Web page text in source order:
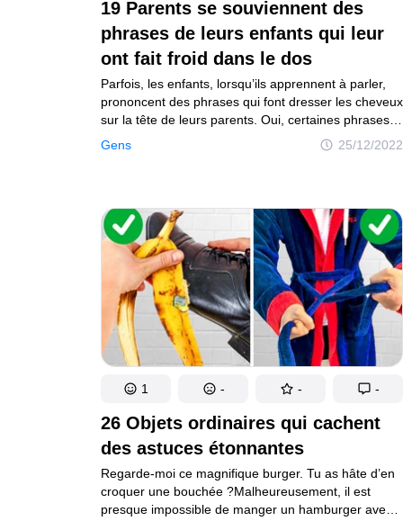
19 Parents se souviennent des
phrases de leurs enfants qui leur
ont fait froid dans le dos
Gens 25/12/2022
Parfois, les enfants, lorsqu’ils apprennent à parler,
prononcent des phrases qui font dresser les cheveux
sur la tête de leurs parents. Oui, certaines phrases
peuvent être mises sur le compte de l’imagination
des enfants, d’autres peuvent avoir été entendues
nomment, par exemple, des parents qu’ils n’ont non
seulement jamais vus, mais dont ils n’ont même pas
entendu parler, on commence à croire au surnaturel
malgré nous. C’est exactement le genre de phrases
partagées par nos lecteurs.
26 Objets ordinaires qui cachent
des astuces étonnantes
Regarde-moi ce magnifique burger. Tu as hâte d’en
croquer une bouchée ?Malheureusement, il est
presque impossible de manger un hamburger avec
1 - - -